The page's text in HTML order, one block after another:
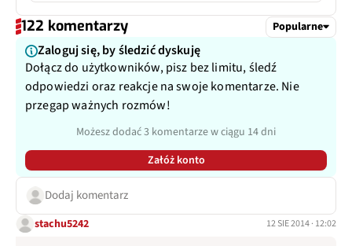
122 komentarzy Popularne
Zaloguj się, by śledzić dyskuję
Dołącz do użytkowników, pisz bez limitu, śledź
odpowiedzi oraz reakcje na swoje komentarze. Nie
przegap ważnych rozmów!
Możesz dodać 3 komentarze w ciągu 14 dni
Załóż konto
Dodaj komentarz
stachu5242 12 SIE 2014 · 12:02